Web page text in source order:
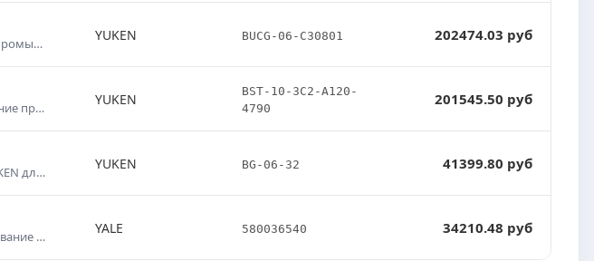
BUCG-06-C30801 (YUKEN) — оборудование промышленного класса с гарантией качества. Надежная конструкция, продолжительный срок службы, соответствие международным стандартам. Используется в промышленной автоматике, системах диспетчеризации, производственном оборудовании. Доставка по России, консультация специалиста.
YUKEN BUCG-06-C30801 202474.03 руб
BST-10-3C2-A120-4790 (YUKEN) — оборудование промышленного класса с гарантией качества. Надежная конструкция, продолжительный срок службы, соответствие международным стандартам. Используется в промышленной автоматике, системах диспетчеризации, производственном оборудовании. Доставка по России, консультация специалиста.
YUKEN
BST-10-3C2-A120-
4790
201545.50 руб
BG-06-32 — промышленный компонент YUKEN для систем автоматизации. Высокая надежность, промышленное исполнение, стойкость к нагрузкам и температурным воздействиям. Применяется в производственных линиях, системах управления технологическими процессами, контрольно-измерительном оборудовании. Сертифицировано для промышленного применения.
YUKEN BG-06-32 41399.80 руб
580036540 от YALE — качественное оборудование для промышленных систем и технологических процессов. Надежная работа в широком диапазоне условий, простота интеграции, совместимость со стандартным оборудованием. Применяется в производственной автоматике, системах мониторинга и управления. Гарантия производителя, техническая поддержка.
YALE 580036540 34210.48 руб